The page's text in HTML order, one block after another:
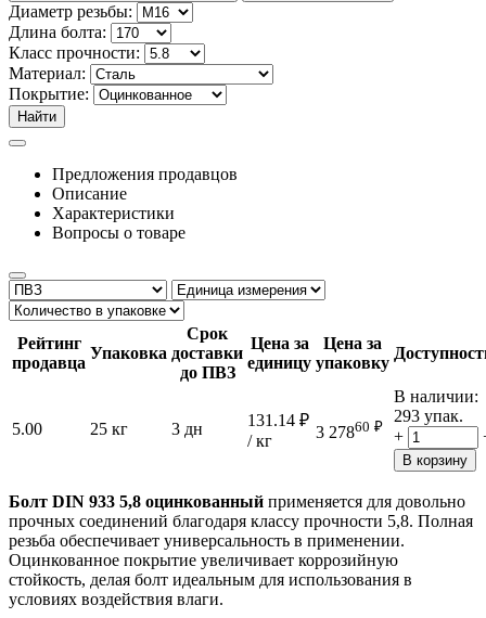
Диаметр резьбы:
Длина болта:
Класс прочности:
Материал:
Покрытие:
Найти
Предложения продавцов
Описание
Характеристики
Вопросы о товаре
Рейтинг
продавца
Упаковка
Срок
доставки
до ПВЗ
Цена за
единицу
Цена за
упаковку
5.00 25 кг 3 дн 131.14 ₽
/ кг
3 27860 ₽
В наличии:
293 упак.
+
В корзину
Болт DIN 933 5,8 оцинкованный применяется для довольно
прочных соединений благодаря классу прочности 5,8. Полная
резьба обеспечивает универсальность в применении.
Оцинкованное покрытие увеличивает коррозийную
стойкость, делая болт идеальным для использования в
условиях воздействия влаги.